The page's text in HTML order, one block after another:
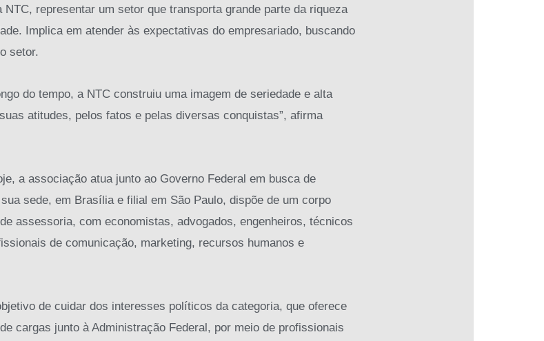
representar um setor que transporta grande parte da riqueza
Implica em atender às expectativas do empresariado, buscando
setor.
do tempo, a NTC construiu uma imagem de seriedade e alta
atitudes, pelos fatos e pelas diversas conquistas”, afirma
a associação atua junto ao Governo Federal em busca de
sede, em Brasília e filial em São Paulo, dispõe de um corpo
assessoria, com economistas, advogados, engenheiros, técnicos
de comunicação, marketing, recursos humanos e
de cuidar dos interesses políticos da categoria, que oferece
cargas junto à Administração Federal, por meio de profissionais